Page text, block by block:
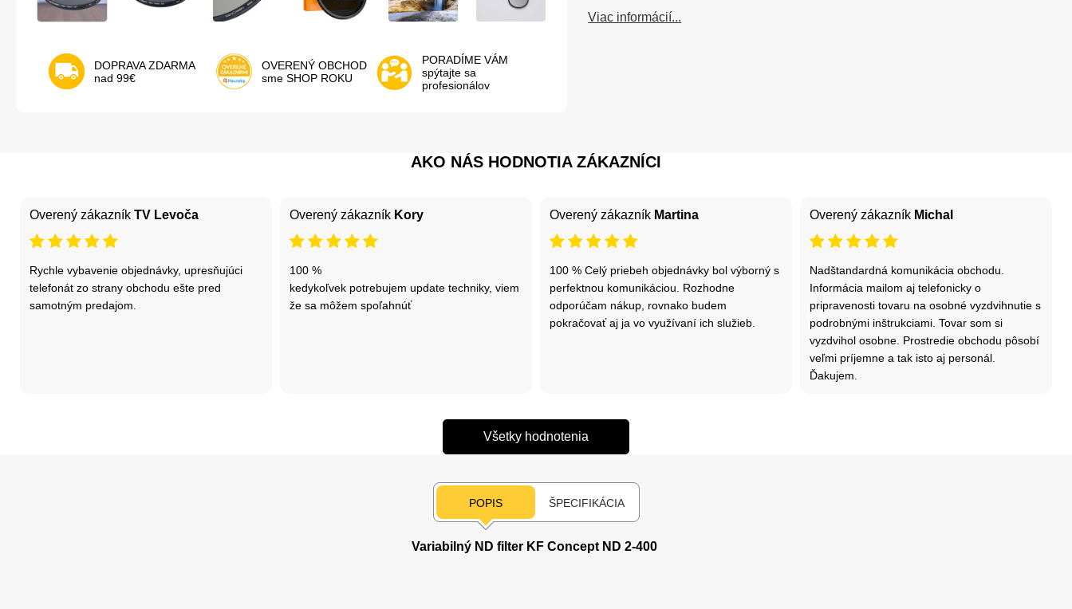
DOPRAVA ZDARMA
nad 99€
OVERENÝ OBCHOD
sme SHOP ROKU
PORADÍME VÁM
spýtajte sa
profesionálov
Viac informácií...
AKO NÁS HODNOTIA ZÁKAZNÍCI
Overený zákazník TV Levoča
Rychle vybavenie objednávky, upresňujúci
telefonát zo strany obchodu ešte pred
samotným predajom.
Overený zákazník Kory
100 %
kedykoľvek potrebujem update techniky, viem
že sa môžem spoľahnúť
Overený zákazník Martina
100 % Celý priebeh objednávky bol výborný s
perfektnou komunikáciou. Rozhodne
odporúčam nákup, rovnako budem
pokračovať aj ja vo využívaní ich služieb.
Overený zákazník Michal
Nadštandardná komunikácia obchodu.
Informácia mailom aj telefonicky o
pripravenosti tovaru na osobné vyzdvihnutie s
podrobnými inštrukciami. Tovar som si
vyzdvihol osobne. Prostredie obchodu pôsobí
veľmi príjemne a tak isto aj personál.
Ďakujem.
Všetky hodnotenia
POPIS ŠPECIFIKÁCIA
Variabilný ND filter KF Concept ND 2-400